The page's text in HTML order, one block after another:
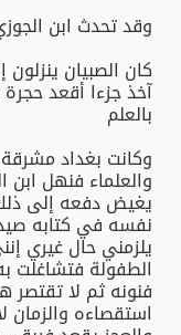
وقد تحدث ابن
كان الصبيان
آخذ جزءا أقعد
بالعلم
وكانت بغداد مشرقة
والعلماء فنهل
يغيض دفعه إلى
نفسه في كتابه
يلزمني حال غيري
الطفولة فتشاغلت
فنونه ثم لا
استقصاءه